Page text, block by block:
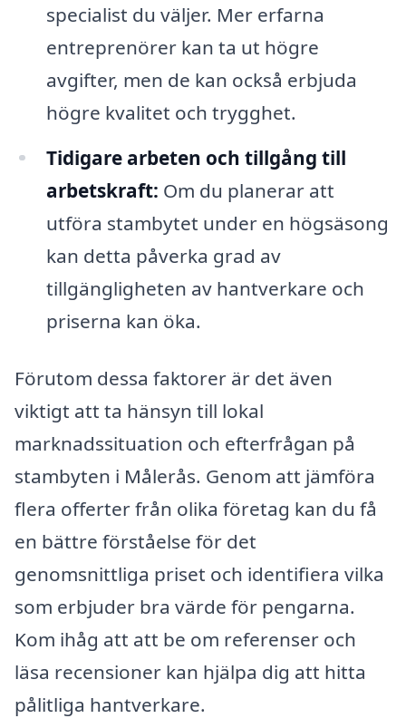
specialist du väljer. Mer erfarna
entreprenörer kan ta ut högre
avgifter, men de kan också erbjuda
högre kvalitet och trygghet.
Tidigare arbeten och tillgång till
arbetskraft: Om du planerar att
utföra stambytet under en högsäsong
kan detta påverka grad av
tillgängligheten av hantverkare och
priserna kan öka.
Förutom dessa faktorer är det även
viktigt att ta hänsyn till lokal
marknadssituation och efterfrågan på
stambyten i Målerås. Genom att jämföra
flera offerter från olika företag kan du få
en bättre förståelse för det
genomsnittliga priset och identifiera vilka
som erbjuder bra värde för pengarna.
Kom ihåg att att be om referenser och
läsa recensioner kan hjälpa dig att hitta
pålitliga hantverkare.